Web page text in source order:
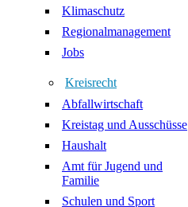
Klimaschutz
Regionalmanagement
Jobs
Kreisrecht
Abfallwirtschaft
Kreistag und Ausschüsse
Haushalt
Amt für Jugend und
Familie
Schulen und Sport